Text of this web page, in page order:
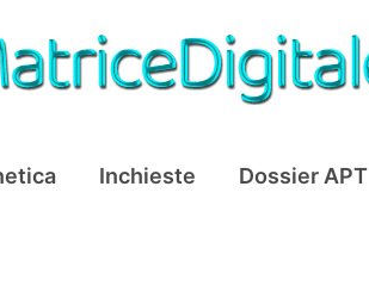
Inchieste Dossier APT